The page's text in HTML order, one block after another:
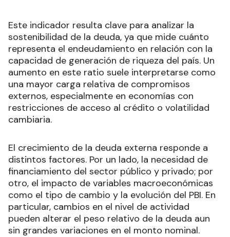
Este indicador resulta clave para analizar la
sostenibilidad de la deuda, ya que mide cuánto
representa el endeudamiento en relación con la
capacidad de generación de riqueza del país. Un
aumento en este ratio suele interpretarse como
una mayor carga relativa de compromisos
externos, especialmente en economías con
restricciones de acceso al crédito o volatilidad
cambiaria.
El crecimiento de la deuda externa responde a
distintos factores. Por un lado, la necesidad de
financiamiento del sector público y privado; por
otro, el impacto de variables macroeconómicas
como el tipo de cambio y la evolución del PBI. En
particular, cambios en el nivel de actividad
pueden alterar el peso relativo de la deuda aun
sin grandes variaciones en el monto nominal.